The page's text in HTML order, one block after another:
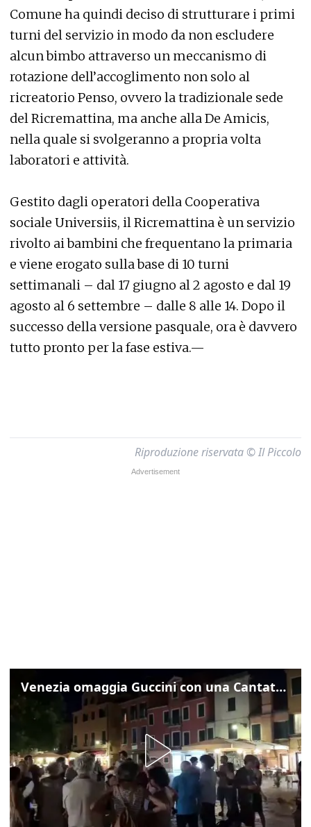
Comune ha quindi deciso di strutturare i primi
turni del servizio in modo da non escludere
alcun bimbo attraverso un meccanismo di
rotazione dell’accoglimento non solo al
ricreatorio Penso, ovvero la tradizionale sede
del Ricremattina, ma anche alla De Amicis,
nella quale si svolgeranno a propria volta
laboratori e attività.
Gestito dagli operatori della Cooperativa
sociale Universiis, il Ricremattina è un servizio
rivolto ai bambini che frequentano la primaria
e viene erogato sulla base di 10 turni
settimanali – dal 17 giugno al 2 agosto e dal 19
agosto al 6 settembre – dalle 8 alle 14. Dopo il
successo della versione pasquale, ora è davvero
tutto pronto per la fase estiva.—
Riproduzione riservata © Il Piccolo
Venezia omaggia Guccini con una Cantata Anarchica in campo Santa Margherita